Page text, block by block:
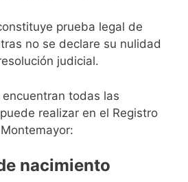
prueba legal de
no se declare su nulidad
judicial.
todas las
realizar en el Registro
nacimiento